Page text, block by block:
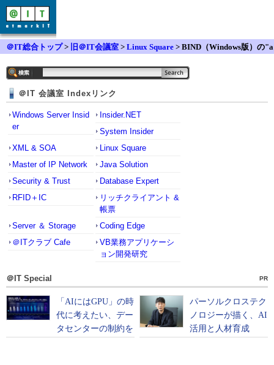
＠IT総合トップ> 旧＠IT会議室 > Linux Square > BIND（Windows版）の"a
＠IT 会議室 Indexリンク
Windows Server Insid
er
Insider.NET
System Insider
XML & SOA
Linux Square
Master of IP Network
Java Solution
Security & Trust
Database Expert
RFID＋IC
リッチクライアント &
帳票
Server ＆ Storage
Coding Edge
＠ITクラブ Cafe
VB業務アプリケーシ
ョン開発研究
＠IT Special PR